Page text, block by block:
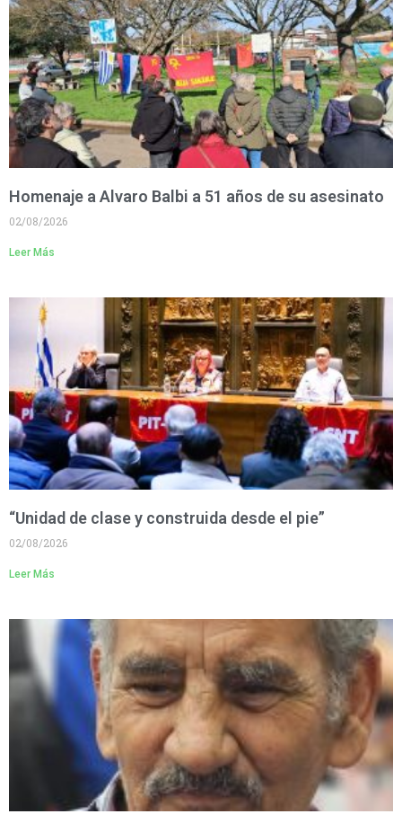
Homenaje a Alvaro Balbi a 51 años de su asesinato
02/08/2026
Leer Más
“Unidad de clase y construida desde el pie”
02/08/2026
Leer Más